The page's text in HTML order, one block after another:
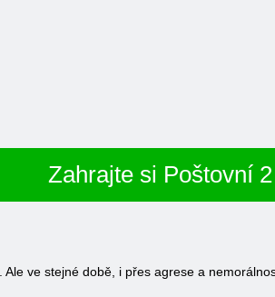
Zahrajte si Poštovní 2
ve stejné době, i přes agrese a